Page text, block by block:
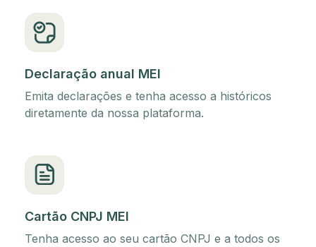
Declaração anual MEI
Emita declarações e tenha acesso a históricos
diretamente da nossa plataforma.
Cartão CNPJ MEI
Tenha acesso ao seu cartão CNPJ e a todos os